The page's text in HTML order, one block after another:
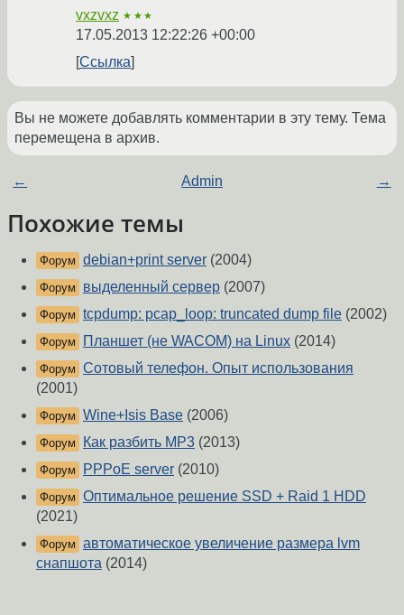
vxzvxz ★★★
17.05.2013 12:22:26 +00:00
Ссылка
Вы не можете добавлять комментарии в эту тему. Тема
перемещена в архив.
← Admin →
Похожие темы
Форум debian+print server (2004)
Форум выделенный сервер (2007)
Форум tcpdump: pcap_loop: truncated dump file (2002)
Форум Планшет (не WACOM) на Linux (2014)
Форум Сотовый телефон. Опыт использования
(2001)
Форум Wine+Isis Base (2006)
Форум Как разбить MP3 (2013)
Форум PPPoE server (2010)
Форум Оптимальное решение SSD + Raid 1 HDD
(2021)
Форум автоматическое увеличение размера lvm
снапшота (2014)